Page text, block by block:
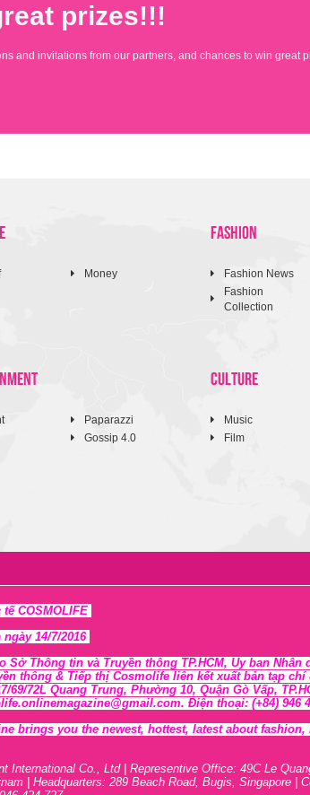
prizes!!!
and invitations from our partners, and chances to win great
Money
FASHION
Fashion News
Fashion
Collection
Paparazzi
Gossip 4.0
CULTURE
Music
Film
COSMOLIFE
14/7/2016
Sở Thông tin và Truyền thông TP.HCM, Ủy ban Nhân
thông & Tiếp thị Cosmolife liên kết xuất bản tạp
72L Quang Trung, Phường 10, Quận Gò Vấp,
Điện thoại: (+84) 946
brings you the newest, hottest, latest about fashion,
International Co., Ltd | Representive Office: 49C Le
| Headquarters: 289 Beach Road, Bugis, Singapore |